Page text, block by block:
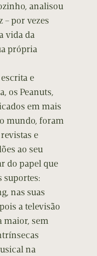
analisou
– por vezes
vida da
própria
e
os Peanuts,
em mais
mundo, foram
e
ao seu
do papel que
suportes:
nas suas
a televisão
maior, sem
na